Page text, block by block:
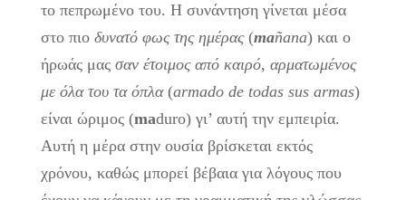
το πεπρωμένο του. Η συνάντηση γίνεται μέσα
στο πιο δυνατό φως της ημέρας(mañana) και ο
ήρωάς μας σαν έτοιμος από καιρό, αρματωμένος
με όλα του τα όπλα(armado de todas sus armas)
είναι ώριμος (maduro) γι’ αυτή την εμπειρία.
Αυτή η μέρα στην ουσία βρίσκεται εκτός
χρόνου, καθώς μπορεί βέβαια για λόγους που